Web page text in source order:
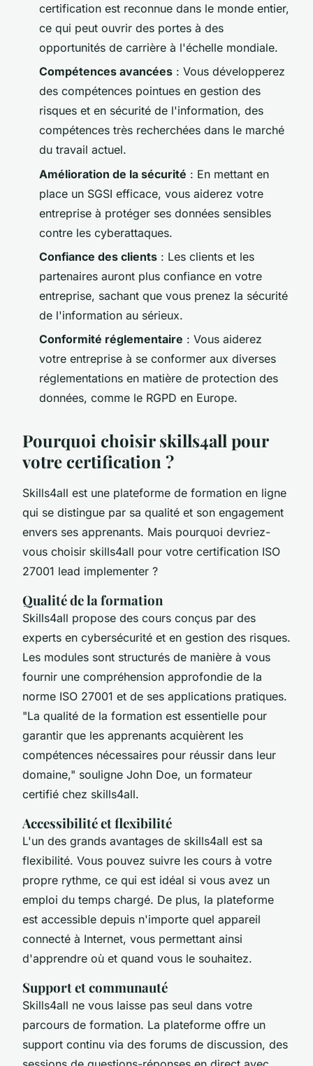
certification est reconnue dans le monde entier,
ce qui peut ouvrir des portes à des
opportunités de carrière à l'échelle mondiale.
Compétences avancées : Vous développerez
des compétences pointues en gestion des
risques et en sécurité de l'information, des
compétences très recherchées dans le marché
du travail actuel.
Amélioration de la sécurité : En mettant en
place un SGSI efficace, vous aiderez votre
entreprise à protéger ses données sensibles
contre les cyberattaques.
Confiance des clients : Les clients et les
partenaires auront plus confiance en votre
entreprise, sachant que vous prenez la sécurité
de l'information au sérieux.
Conformité réglementaire : Vous aiderez
votre entreprise à se conformer aux diverses
réglementations en matière de protection des
données, comme le RGPD en Europe.
Pourquoi choisir skills4all pour
votre certification ?
Skills4all est une plateforme de formation en ligne
qui se distingue par sa qualité et son engagement
envers ses apprenants. Mais pourquoi devriez-
vous choisir skills4all pour votre certification ISO
27001 lead implementer ?
Qualité de la formation
Skills4all propose des cours conçus par des
experts en cybersécurité et en gestion des risques.
Les modules sont structurés de manière à vous
fournir une compréhension approfondie de la
norme ISO 27001 et de ses applications pratiques.
"La qualité de la formation est essentielle pour
garantir que les apprenants acquièrent les
compétences nécessaires pour réussir dans leur
domaine," souligne John Doe, un formateur
certifié chez skills4all.
Accessibilité et flexibilité
L'un des grands avantages de skills4all est sa
flexibilité. Vous pouvez suivre les cours à votre
propre rythme, ce qui est idéal si vous avez un
emploi du temps chargé. De plus, la plateforme
est accessible depuis n'importe quel appareil
connecté à Internet, vous permettant ainsi
d'apprendre où et quand vous le souhaitez.
Support et communauté
Skills4all ne vous laisse pas seul dans votre
parcours de formation. La plateforme offre un
support continu via des forums de discussion, des